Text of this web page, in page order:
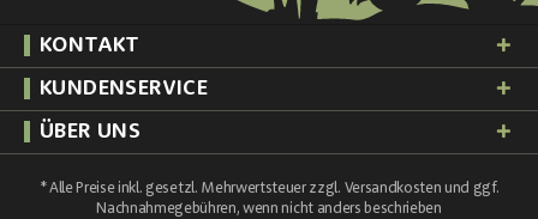
KONTAKT
KUNDENSERVICE
ÜBER UNS
* Alle Preise inkl. gesetzl. Mehrwertsteuer zzgl. Versandkosten und ggf.
Nachnahmegebühren, wenn nicht anders beschrieben